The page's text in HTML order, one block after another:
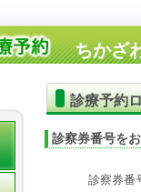
ちかざ
診療予約
診察券番号を
診察券番